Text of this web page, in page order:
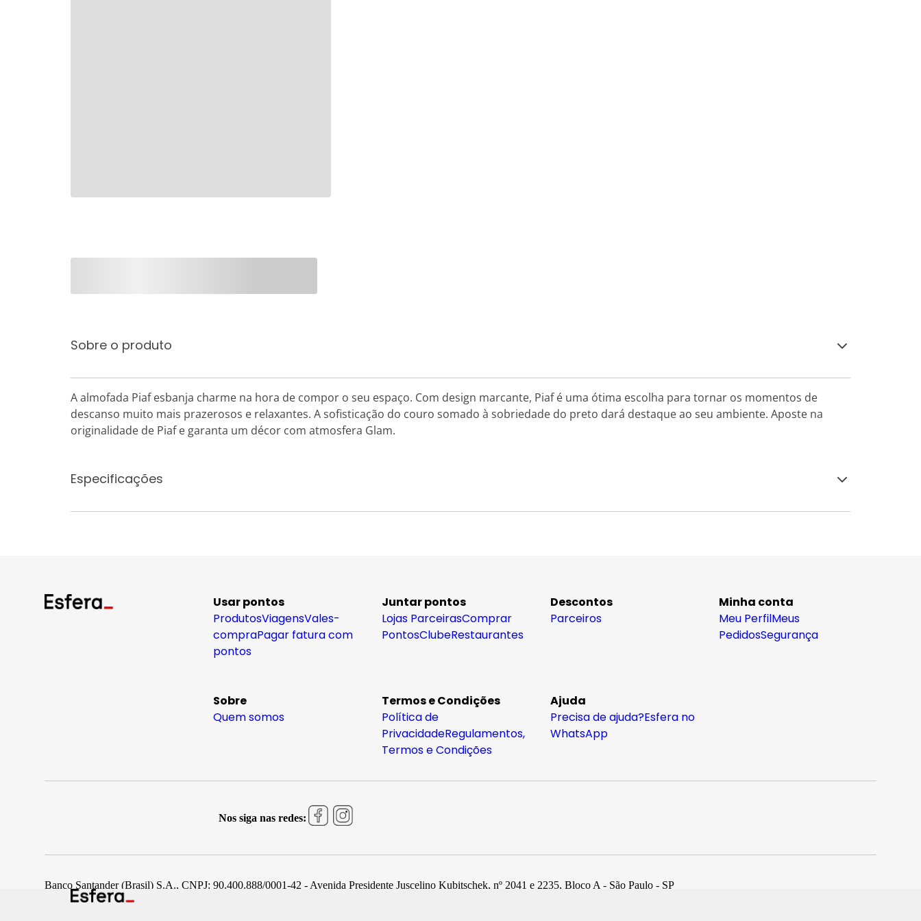
Sobre o produto
A almofada Piaf esbanja charme na hora de compor o seu espaço. Com design marcante, Piaf é uma ótima escolha para tornar os momentos de
descanso muito mais prazerosos e relaxantes. A sofisticação do couro somado à sobriedade do preto dará destaque ao seu ambiente. Aposte na
originalidade de Piaf e garanta um décor com atmosfera Glam.
Especificações
Usar pontos
ProdutosViagensVales-
compraPagar fatura com
pontos
Juntar pontos
Lojas ParceirasComprar
PontosClubeRestaurantes
Descontos
Parceiros
Minha conta
Meu PerfilMeus
PedidosSegurança
Sobre
Quem somos
Termos e Condições
Política de
PrivacidadeRegulamentos,
Termos e Condições
Ajuda
Precisa de ajuda?Esfera no
WhatsApp
Nos siga nas redes:
Banco Santander (Brasil) S.A., CNPJ: 90.400.888/0001-42 - Avenida Presidente Juscelino Kubitschek, nº 2041 e 2235, Bloco A - São Paulo - SP